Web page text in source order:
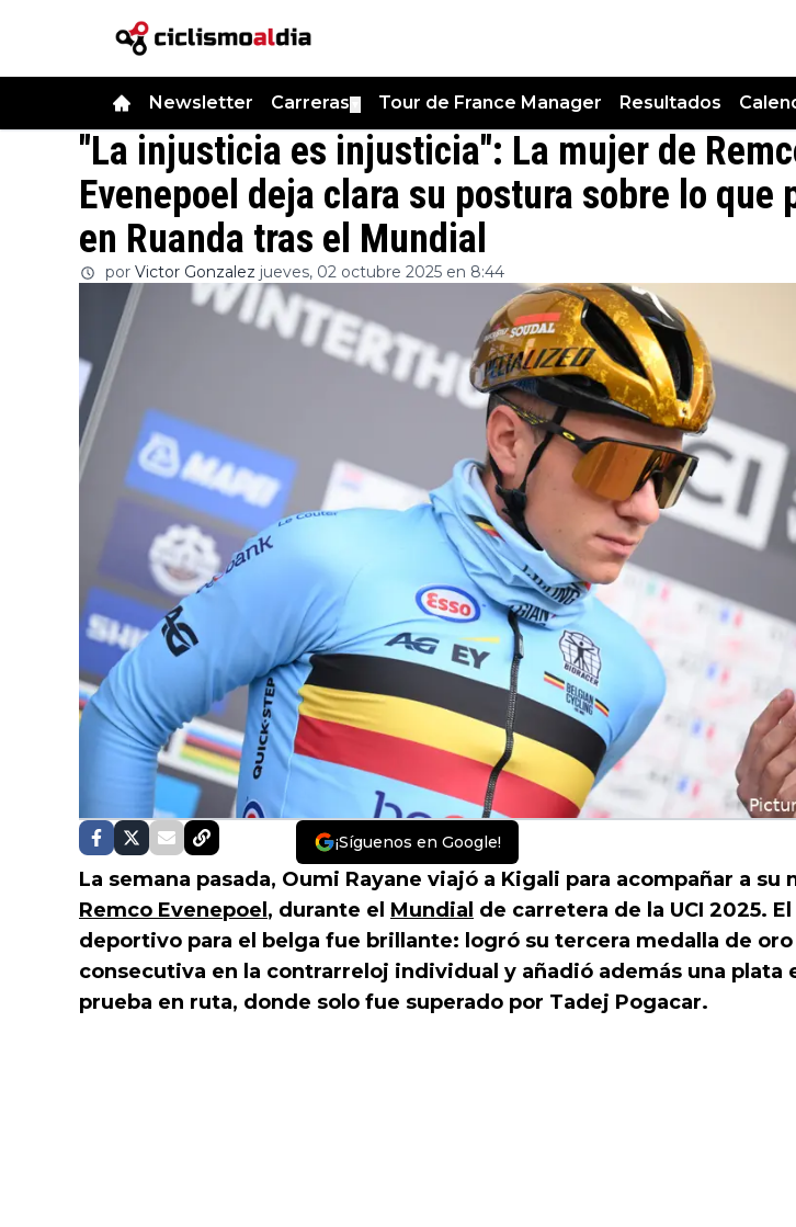
Newsletter Carreras Tour de France Manager Resultados
"La injusticia es injusticia": La mujer de
Evenepoel deja clara su postura sobre lo que
en Ruanda tras el Mundial
por Victor Gonzalez jueves, 02 octubre 2025 en 8:44
¡Síguenos en Google!
La semana pasada, Oumi Rayane viajó a Kigali para acompañar a su
Remco Evenepoel , durante el Mundial de carretera de la UCI 2025.
deportivo para el belga fue brillante: logró su tercera medalla de oro
consecutiva en la contrarreloj individual y añadió además una plata
prueba en ruta, donde solo fue superado por Tadej Pogacar.